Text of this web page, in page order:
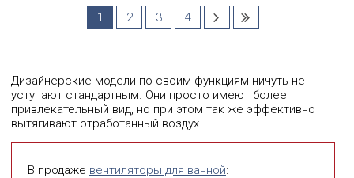
1 2 3 4
Дизайнерские модели по своим функциям ничуть не
уступают стандартным. Они просто имеют более
привлекательный вид, но при этом так же эффективно
вытягивают отработанный воздух.
В продаже вентиляторы для ванной: